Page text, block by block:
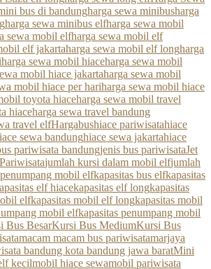
bus di bandungharga sewa minibusharga
harga sewa minibus elfharga sewa mobil
sewa mobil elfharga sewa mobil elf
elf jakartaharga sewa mobil elf longharga
harga sewa mobil hiaceharga sewa mobil
mobil hiace jakartaharga sewa mobil
mobil hiace per hariharga sewa mobil hiace
toyota hiaceharga sewa mobil travel
hiaceharga sewa travel bandung
travel elfHargabushiace pariwisatahiace
sewa bandunghiace sewa jakartahiace
pariwisata bandungjenis bus pariwisataJet
jumlah kursi dalam mobil elfjumlah
mobil elfkapasitas bus elfkapasitas
elf hiacekapasitas elf longkapasitas
elfkapasitas mobil elf longkapasitas mobil
mobil elfkapasitas penumpang mobil
Bus BesarKursi Bus MediumKursi Bus
macam macam bus pariwisatamarjaya
bandung kota bandung jawa baratMini
kecilmobil hiace sewamobil pariwisata